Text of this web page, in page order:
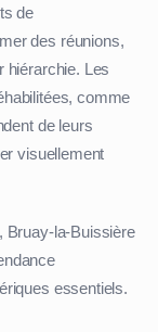
de
des réunions,
hiérarchie. Les
comme
de leurs
visuellement
Bruay-la-Buissière
essentiels.